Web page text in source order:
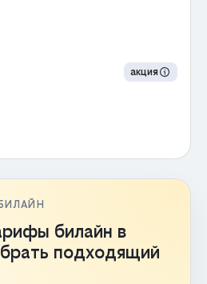
акция
билайн в
подходящий